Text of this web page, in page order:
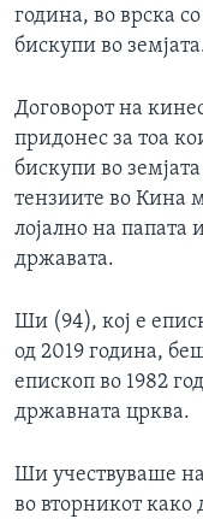
година, во врска
бискупи во
Договорот на
придонес за тоа
бискупи во
тензиите во Кина
лојално на папата
државата.
Ши (94), кој е
од 2019 година,
епископ во 1982
државната црква.
Ши учествуваше
во вторникот како